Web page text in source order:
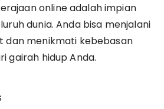
online adalah impian
dunia. Anda bisa menjalani
dan menikmati kebebasan
gairah hidup Anda.